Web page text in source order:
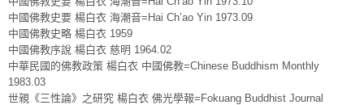
中國佛教史要 楊白衣 海潮音=Hai Ch’ao Yin 1973.09
中國佛教史略 楊白衣 1959
中國佛教序說 楊白衣 慈明 1964.02
中華民國的佛教政策 楊白衣 中國佛教=Chinese Buddhism Monthly
1983.03
世親《三性論》之研究 楊白衣 佛光學報=Fokuang Buddhist Journal